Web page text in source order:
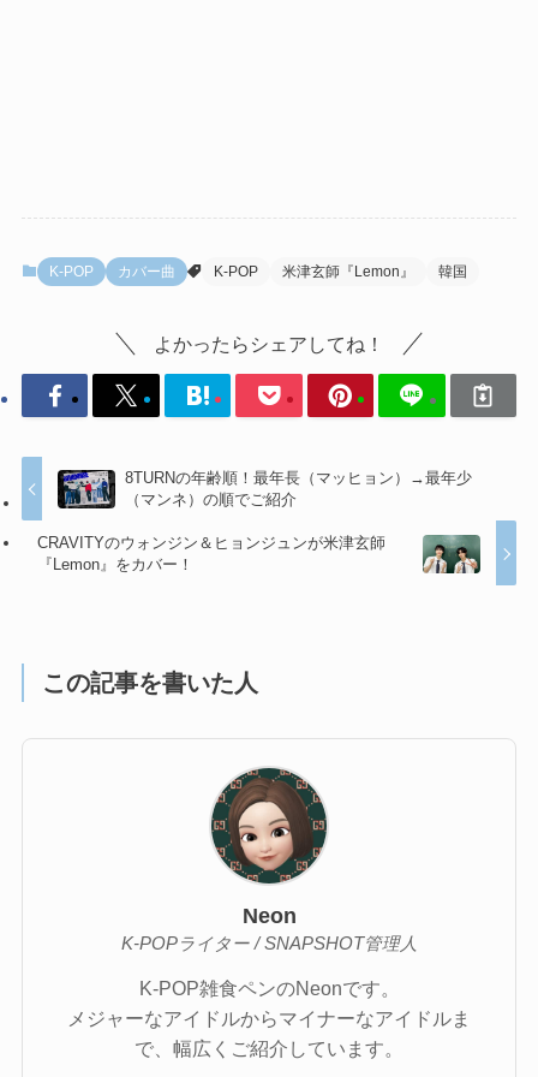
K-POP カバー曲 K-POP 米津玄師『Lemon』 韓国
よかったらシェアしてね！
8TURNの年齢順！最年長（マッヒョン）→最年少
（マンネ）の順でご紹介
CRAVITYのウォンジン＆ヒョンジュンが米津玄師
『Lemon』をカバー！
この記事を書いた人
Neon
K-POPライター / SNAPSHOT管理人
K-POP雑食ペンのNeonです。
メジャーなアイドルからマイナーなアイドルま
で、幅広くご紹介しています。